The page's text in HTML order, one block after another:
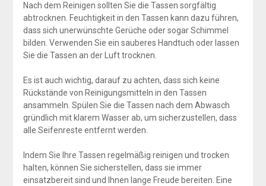
Nach dem Reinigen sollten Sie die Tassen sorgfältig
abtrocknen. Feuchtigkeit in den Tassen kann dazu führen,
dass sich unerwünschte Gerüche oder sogar Schimmel
bilden. Verwenden Sie ein sauberes Handtuch oder lassen
Sie die Tassen an der Luft trocknen.
Es ist auch wichtig, darauf zu achten, dass sich keine
Rückstände von Reinigungsmitteln in den Tassen
ansammeln. Spülen Sie die Tassen nach dem Abwasch
gründlich mit klarem Wasser ab, um sicherzustellen, dass
alle Seifenreste entfernt werden.
Indem Sie Ihre Tassen regelmäßig reinigen und trocken
halten, können Sie sicherstellen, dass sie immer
einsatzbereit sind und Ihnen lange Freude bereiten. Eine